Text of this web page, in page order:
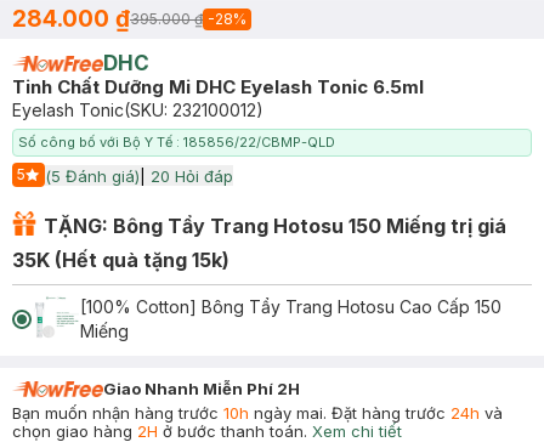
284.000 ₫395.000 ₫ -28%
DHC
Tinh Chất Dưỡng Mi DHC Eyelash Tonic 6.5ml
Eyelash Tonic(SKU: 232100012)
Số công bố với Bộ Y Tế : 185856/22/CBMP-QLD
5
Start Icon
(5 Đánh giá) 20 Hỏi đáp
TẶNG: Bông Tẩy Trang Hotosu 150 Miếng trị giá
35K (Hết quà tặng 15k)
[100% Cotton] Bông Tẩy Trang Hotosu Cao Cấp 150
Miếng
Giao Nhanh Miễn Phí 2H
Bạn muốn nhận hàng trước 10h ngày mai. Đặt hàng trước 24h và
chọn giao hàng 2H ở bước thanh toán. Xem chi tiết